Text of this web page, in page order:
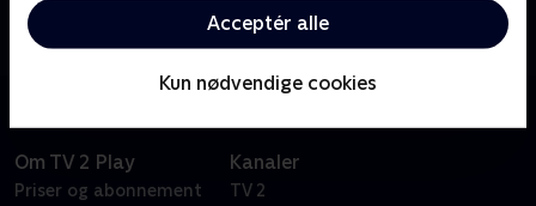
Acceptér alle
Kun nødvendige cookies
som altid for parret fra Skørping er der langt fra
drømme til virkelighed. Og datoen for
sommmerfesten nærmer sig.
Om TV 2 Play
Priser og abonnement
Kanaler
TV 2